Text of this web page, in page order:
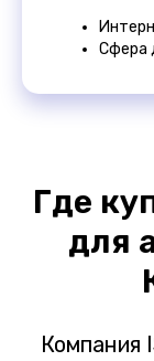
Сфера
Где
для
Компания